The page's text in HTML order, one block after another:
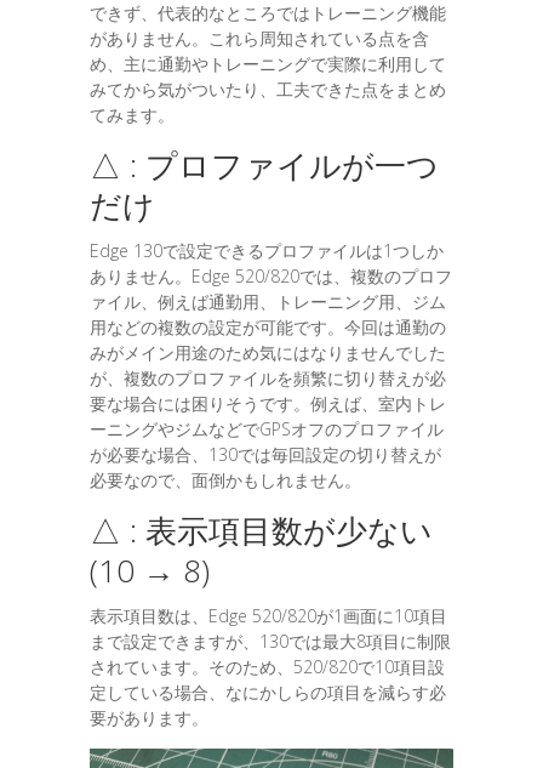
できず、代表的なところではトレーニング機能
がありません。これら周知されている点を含
め、主に通勤やトレーニングで実際に利用して
みてから気がついたり、工夫できた点をまとめ
てみます。
△ : プロファイルが一つ
だけ
Edge 130で設定できるプロファイルは1つしか
ありません。Edge 520/820では、複数のプロフ
ァイル、例えば通勤用、トレーニング用、ジム
用などの複数の設定が可能です。今回は通勤の
みがメイン用途のため気にはなりませんでした
が、複数のプロファイルを頻繁に切り替えが必
要な場合には困りそうです。例えば、室内トレ
ーニングやジムなどでGPSオフのプロファイル
が必要な場合、130では毎回設定の切り替えが
必要なので、面倒かもしれません。
△ : 表示項目数が少ない
(10 → 8)
表示項目数は、Edge 520/820が1画面に10項目
まで設定できますが、130では最大8項目に制限
されています。そのため、520/820で10項目設
定している場合、なにかしらの項目を減らす必
要があります。